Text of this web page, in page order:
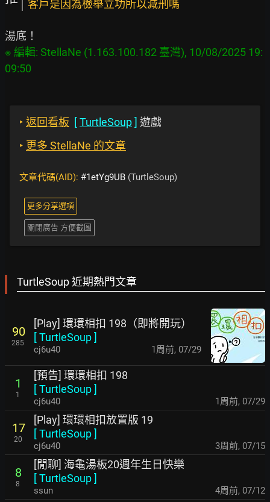
客戶是因為檢舉立功所以減刑嗎
※ 編輯: StellaNe (1.163.100.182 臺灣), 10/08/2025 19:
‣ 返回看板 [TurtleSoup] 遊戲
‣ 更多 StellaNe 的文章
文章代碼(AID): #1etYg9UB (TurtleSoup)
更多分享選項
關閉廣告 方便截圖
TurtleSoup 近期熱門文章
90
285
[Play] 環環相扣 198（即將開玩）
[TurtleSoup]
cj6u40 1周前, 07/29
1
1
[預告] 環環相扣 198
[TurtleSoup]
cj6u40 1周前, 07/29
17
20
[Play] 環環相扣放置版 19
[TurtleSoup]
cj6u40 3周前, 07/15
8
8
[閒聊] 海龜湯板20週年生日快樂
[TurtleSoup]
ssun 4周前, 07/12